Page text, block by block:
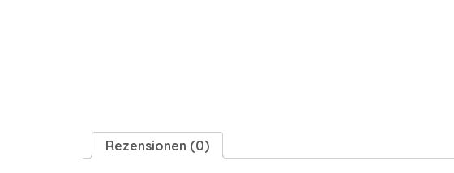
Rezensionen (0)